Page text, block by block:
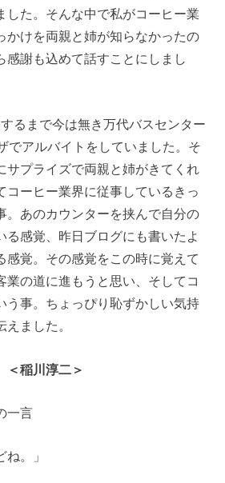
した。そんな中で私がコーヒー業
かけを両親と姉が知らなかったの
感謝も込めて話すことにしまし
るまで今は無き万代バスセンター
でアルバイトをしていました。そ
サプライズで両親と姉がきてくれ
コーヒー業界に従事しているきっ
。あのカウンターを挟んで自分の
る感覚、昨日ブログにも書いたよ
感覚。その感覚をこの時に覚えて
業の道に進もうと思い、そしてコ
う事。ちょっぴり恥ずかしい気持
ました。
＜稲川淳二＞
一言
。」